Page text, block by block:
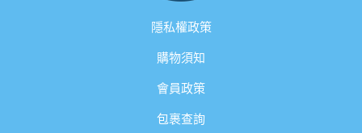
隱私權政策
購物須知
會員政策
包裹查詢